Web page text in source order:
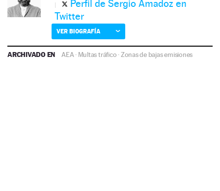
Perfil de Sergio Amadoz en
Twitter
VER BIOGRAFÍA
ARCHIVADO EN AEA · Multas tráfico ·Zonas de bajas emisiones